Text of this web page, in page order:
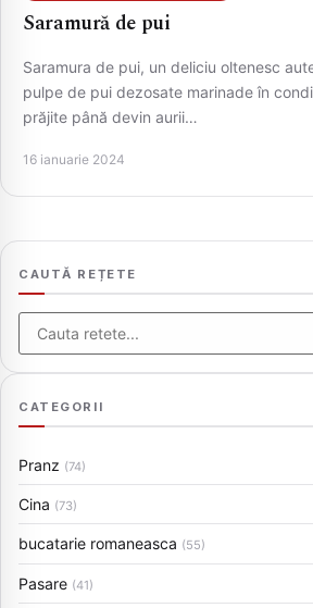
Saramură de pui
Saramura de pui, un deliciu oltenesc
pulpe de pui dezosate marinade în
prăjite până devin aurii…
16 ianuarie 2024
CAUTĂ REȚETE
CATEGORII
Pranz (74)
Cina (73)
bucatarie romaneasca (55)
Pasare (41)